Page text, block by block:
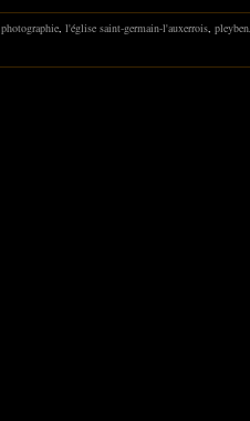
photographie l'église saint-germain-l'auxerrois pleyben